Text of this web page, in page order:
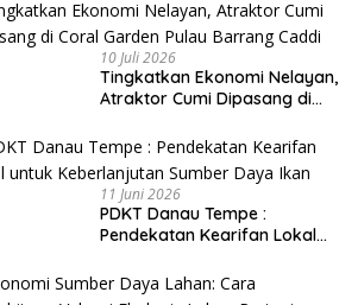
10 Juli 2026
Tingkatkan Ekonomi Nelayan,
Atraktor Cumi Dipasang di
Caddi
11 Juni 2026
PDKT Danau Tempe :
Pendekatan Kearifan Lokal
Daya Ikan